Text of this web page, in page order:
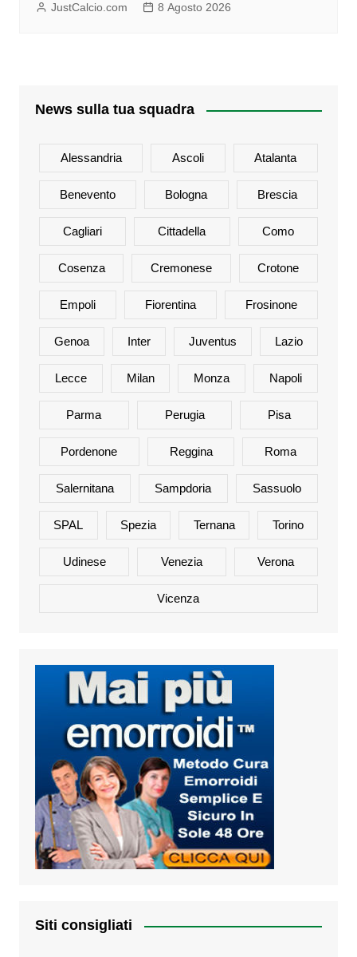
JustCalcio.com 8 Agosto 2026
News sulla tua squadra
Alessandria Ascoli Atalanta
Benevento Bologna Brescia
Cagliari Cittadella Como
Cosenza Cremonese Crotone
Empoli Fiorentina Frosinone
Genoa Inter Juventus Lazio
Lecce Milan Monza Napoli
Parma Perugia Pisa
Pordenone Reggina Roma
Salernitana Sampdoria Sassuolo
SPAL Spezia Ternana Torino
Udinese Venezia Verona
Vicenza
Siti consigliati